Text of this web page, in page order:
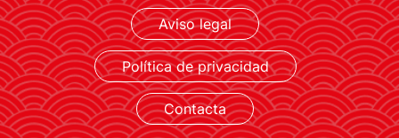
LEER MÁS
Aviso legal
Política de privacidad
Contacta